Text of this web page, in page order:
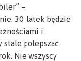
–
30-latek będzie
i
stale polepszać
Nie wszyscy